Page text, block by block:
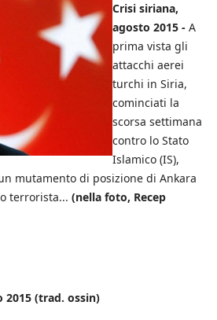
Crisi siriana,
agosto 2015 - A
prima vista gli
attacchi aerei
turchi in Siria,
cominciati la
scorsa settimana
contro lo Stato
Islamico (IS),
mutamento di posizione di Ankara
terrorista... (nella foto, Recep
2015 (trad. ossin)